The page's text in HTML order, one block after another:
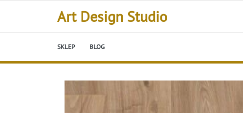
Art Design Studio
SKLEP BLOG